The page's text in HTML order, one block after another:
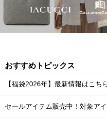
おすすめトピックス
【福袋2026年】最新情報はこち
セールアイテム販売中！対象ア